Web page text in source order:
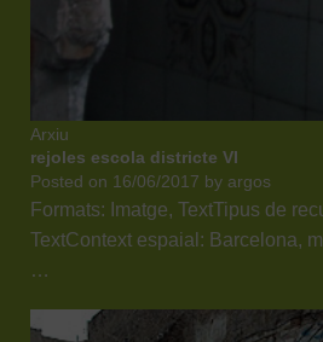
Arxiu
rejoles escola districte VI
Posted on 16/06/2017 by argos
Formats: Imatge, TextTipus de
TextContext espaial: Barcelona,
…